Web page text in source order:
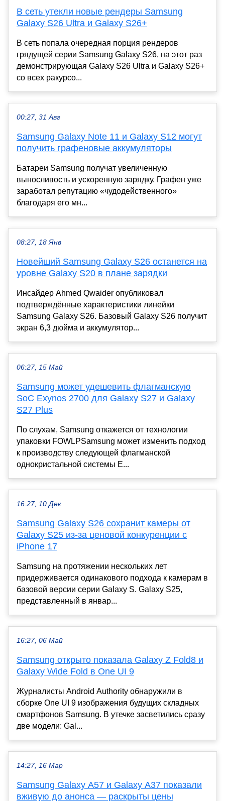
В сеть утекли новые рендеры Samsung
Galaxy S26 Ultra и Galaxy S26+
В сеть попала очередная порция рендеров
грядущей серии Samsung Galaxy S26, на этот раз
демонстрирующая Galaxy S26 Ultra и Galaxy S26+
со всех ракурсо...
00:27, 31 Авг
Samsung Galaxy Note 11 и Galaxy S12 могут
получить графеновые аккумуляторы
Батареи Samsung получат увеличенную
выносливость и ускоренную зарядку. Графен уже
заработал репутацию «чудодейственного»
благодаря его мн...
08:27, 18 Янв
Новейший Samsung Galaxy S26 останется на
уровне Galaxy S20 в плане зарядки
Инсайдер Ahmed Qwaider опубликовал
подтверждённые характеристики линейки
Samsung Galaxy S26. Базовый Galaxy S26 получит
экран 6,3 дюйма и аккумулятор...
06:27, 15 Май
Samsung может удешевить флагманскую
SoC Exynos 2700 для Galaxy S27 и Galaxy
S27 Plus
По слухам, Samsung откажется от технологии
упаковки FOWLPSamsung может изменить подход
к производству следующей флагманской
однокристальной системы E...
16:27, 10 Дек
Samsung Galaxy S26 сохранит камеры от
Galaxy S25 из-за ценовой конкуренции с
iPhone 17
Samsung на протяжении нескольких лет
придерживается одинакового подхода к камерам в
базовой версии серии Galaxy S. Galaxy S25,
представленный в январ...
16:27, 06 Май
Samsung открыто показала Galaxy Z Fold8 и
Galaxy Wide Fold в One UI 9
Журналисты Android Authority обнаружили в
сборке One UI 9 изображения будущих складных
смартфонов Samsung. В утечке засветились сразу
две модели: Gal...
14:27, 16 Мар
Samsung Galaxy A57 и Galaxy A37 показали
вживую до анонса — раскрыты цены